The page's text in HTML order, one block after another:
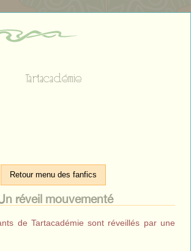
Tartacadémie
Retour menu des fanfics
réveil mouvementé
de Tartacadémie sont réveillés par une